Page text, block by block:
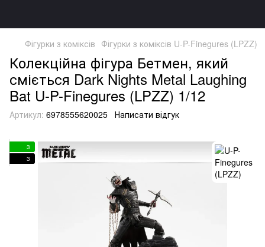
Фігурки з коміксів Фігурки з коміксів U-P-Finegures (LPZZ)
Колекційна фігура Бетмен, який
сміється Dark Nights Metal Laughing
Bat U-P-Finegures (LPZZ) 1/12
Артикул: 6978555620025 Написати відгук
3
3